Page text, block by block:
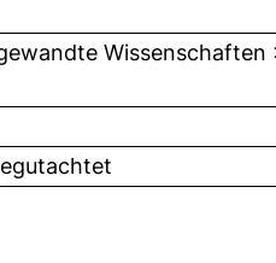
Wissenschaften